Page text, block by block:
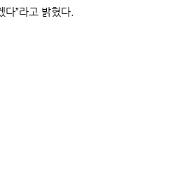
”라고 밝혔다.